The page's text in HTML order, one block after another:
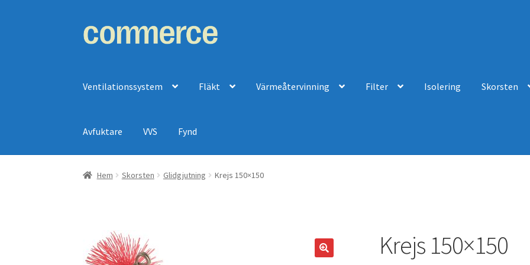
Hoppa
till
Hoppa
till
Ventilationssystem Fläkt Värmeåtervinning Filter Isolering Skorsten
Avfuktare VVS Fynd
Hem Skorsten Glidgjutning Krejs 150×150
Krejs 150×150